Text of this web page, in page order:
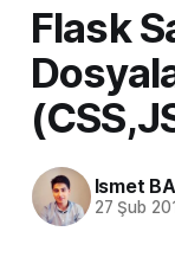
Flask
Ismet
27 Şub